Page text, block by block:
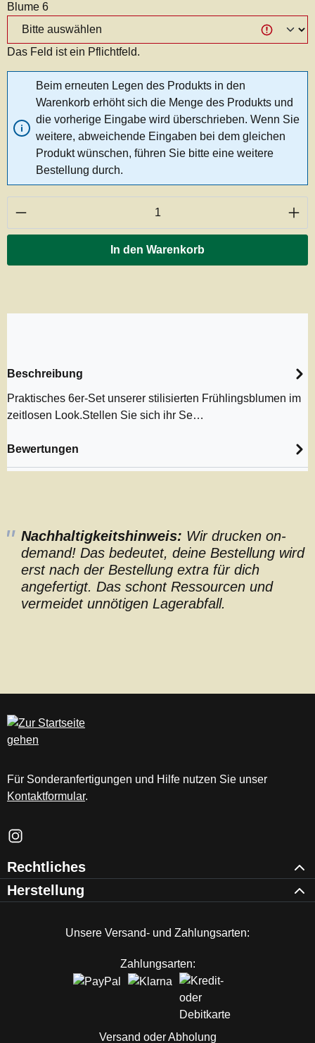
Blume 6
Das Feld ist ein Pflichtfeld.
Beim erneuten Legen des Produkts in den
Warenkorb erhöht sich die Menge des Produkts und
die vorherige Eingabe wird überschrieben. Wenn Sie
weitere, abweichende Eingaben bei dem gleichen
Produkt wünschen, führen Sie bitte eine weitere
Bestellung durch.
Produkt Anzahl: Gib den gewünschten
In den Warenkorb
Beschreibung
Praktisches 6er-Set unserer stilisierten Frühlingsblumen im
zeitlosen Look.Stellen Sie sich ihr Se…
Bewertungen
Nachhaltigkeitshinweis: Wir drucken on-
demand! Das bedeutet, deine Bestellung wird
erst nach der Bestellung extra für dich
angefertigt. Das schont Ressourcen und
vermeidet unnötigen Lagerabfall.
Für Sonderanfertigungen und Hilfe nutzen Sie unser
Kontaktformular.
Schau auf Instagram vorbei – öffnet in neuem Tab (externer
Rechtliches
Herstellung
Unsere Versand- und Zahlungsarten:
Zahlungsarten:
Versand oder Abholung